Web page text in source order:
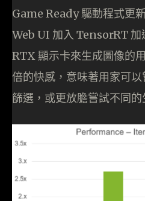
Game Ready 驅動程式
Web UI 加入 TensorRT
RTX 顯示卡來生成圖像的
倍的快感，意味著用家可
篩選，或更放膽嘗試不同的